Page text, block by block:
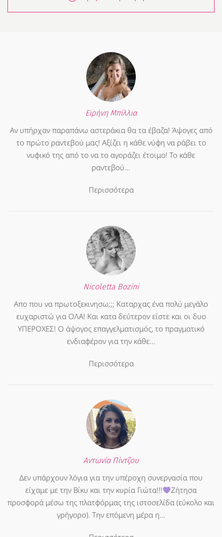
Ειρήνη Μπίλλια
Αν υπήρχαν παραπάνω αστεράκια θα τα έβαζα! Άψογες από
το πρώτο ραντεβού μας! Αξίζει η κάθε νύφη να ράβει το
νυφικό της από το να το αγοράζει έτοιμο! Το κάθε
ραντεβού...
Περισσότερα
Nicoletta Bozini
Απο που να πρωτοξεκινησω;;; Καταρχας ένα πολύ μεγάλο
ευχαριστώ για ΟΛΑ! Και κατα δεύτερον είστε και οι δυο
ΥΠΕΡΟΧΕΣ! Ο άψογος επαγγελματισμός, το πραγματικό
ενδιαφέρον για την κάθε...
Περισσότερα
Αντωνία Πίντζου
Δεν υπάρχουν λόγια για την υπέροχη συνεργασία που
είχαμε με την Βίκυ και την κυρία Γιώτα!!!
Ζήτησα
προσφορά μέσω της πλατφόρμας της ιστοσελίδα (εύκολο και
γρήγορο). Την επόμενη μέρα η…